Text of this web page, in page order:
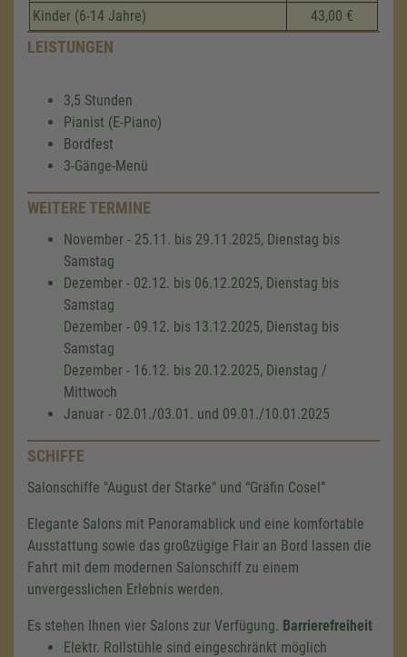
Kinder (6-14 Jahre) 43,00 €
LEISTUNGEN
3,5 Stunden
Pianist (E-Piano)
Bordfest
3-Gänge-Menü
WEITERE TERMINE
November - 25.11. bis 29.11.2025, Dienstag bis
Samstag
Dezember - 02.12. bis 06.12.2025, Dienstag bis
Samstag
Dezember - 09.12. bis 13.12.2025, Dienstag bis
Samstag
Dezember - 16.12. bis 20.12.2025, Dienstag /
Mittwoch
Januar - 02.01./03.01. und 09.01./10.01.2025
SCHIFFE
Salonschiffe "August der Starke" und “Gräfin Cosel”
Elegante Salons mit Panoramablick und eine komfortable
Ausstattung sowie das großzügige Flair an Bord lassen die
Fahrt mit dem modernen Salonschiff zu einem
unvergesslichen Erlebnis werden.
Es stehen Ihnen vier Salons zur Verfügung. Barrierefreiheit
Elektr. Rollstühle sind eingeschränkt möglich